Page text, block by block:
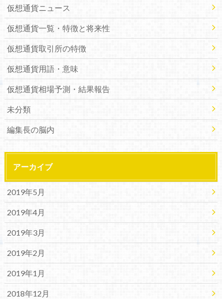
仮想通貨ニュース
仮想通貨一覧・特徴と将来性
仮想通貨取引所の特徴
仮想通貨用語・意味
仮想通貨相場予測・結果報告
未分類
編集長の脳内
アーカイブ
2019年5月
2019年4月
2019年3月
2019年2月
2019年1月
2018年12月